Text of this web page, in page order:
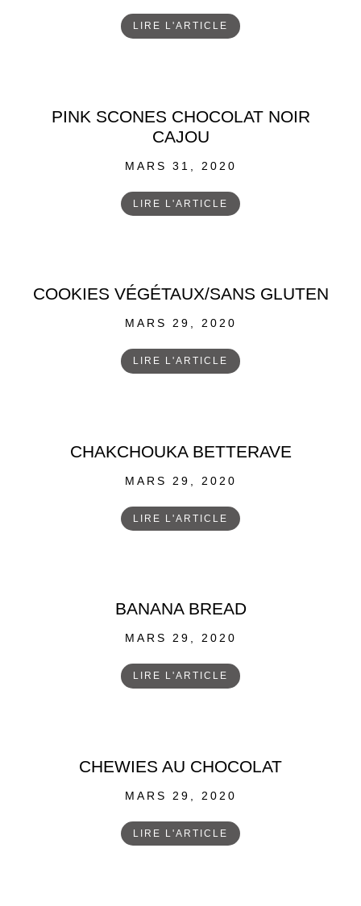
LIRE L'ARTICLE
PINK SCONES CHOCOLAT NOIR
CAJOU
POSTED
MARS 31, 2020
LIRE L'ARTICLE
COOKIES VÉGÉTAUX/SANS GLUTEN
POSTED
MARS 29, 2020
LIRE L'ARTICLE
CHAKCHOUKA BETTERAVE
POSTED
MARS 29, 2020
LIRE L'ARTICLE
BANANA BREAD
POSTED
MARS 29, 2020
LIRE L'ARTICLE
CHEWIES AU CHOCOLAT
POSTED
MARS 29, 2020
LIRE L'ARTICLE